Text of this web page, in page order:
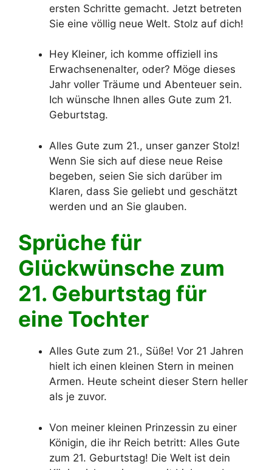
ersten Schritte gemacht. Jetzt betreten
Sie eine völlig neue Welt. Stolz auf dich!
Hey Kleiner, ich komme offiziell ins
Erwachsenenalter, oder? Möge dieses
Jahr voller Träume und Abenteuer sein.
Ich wünsche Ihnen alles Gute zum 21.
Geburtstag.
Alles Gute zum 21., unser ganzer Stolz!
Wenn Sie sich auf diese neue Reise
begeben, seien Sie sich darüber im
Klaren, dass Sie geliebt und geschätzt
werden und an Sie glauben.
Sprüche für
Glückwünsche zum
21. Geburtstag für
eine Tochter
Alles Gute zum 21., Süße! Vor 21 Jahren
hielt ich einen kleinen Stern in meinen
Armen. Heute scheint dieser Stern heller
als je zuvor.
Von meiner kleinen Prinzessin zu einer
Königin, die ihr Reich betritt: Alles Gute
zum 21. Geburtstag! Die Welt ist dein